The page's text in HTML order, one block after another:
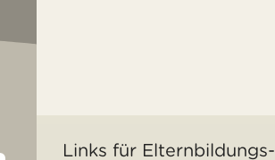
Links für Elternbildungs-